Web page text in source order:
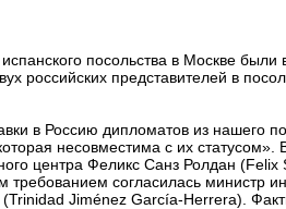
посольства в Москве
российских представителей в
в Россию дипломатов из нашего
несовместима с их
центра Феликс Санз Ролдан
требованием согласилась министр
Jiménez García-Herrera).